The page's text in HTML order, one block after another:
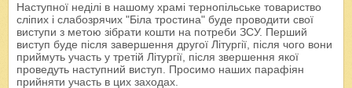
Наступної неділі в нашому храмі тернопільське товариство
сліпих і слабозрячих "Біла тростина" буде проводити свої
виступи з метою зібрати кошти на потреби ЗСУ. Перший
виступ буде після завершення другої Літургії, після чого вони
приймуть участь у третій Літургії, після звершення якої
проведуть наступний виступ. Просимо наших парафіян
прийняти участь в цих заходах.